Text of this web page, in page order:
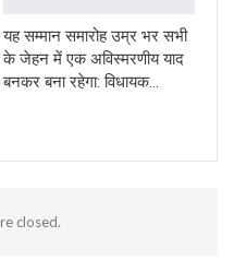
यह सम्मान समारोह उम्र भर सभी
के जेहन में एक अविस्मरणीय याद
बनकर बना रहेगा: विधायक…
closed.